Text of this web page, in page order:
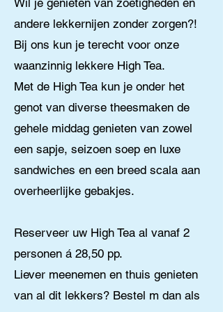
Wil je genieten van zoetigheden en
andere lekkernijen zonder zorgen?!
Bij ons kun je terecht voor onze
waanzinnig lekkere High Tea.
Met de High Tea kun je onder het
genot van diverse theesmaken de
gehele middag genieten van zowel
een sapje, seizoen soep en luxe
sandwiches en een breed scala aan
overheerlijke gebakjes.
Reserveer uw High Tea al vanaf 2
personen á 28,50 pp.
Liever meenemen en thuis genieten
van al dit lekkers? Bestel m dan als